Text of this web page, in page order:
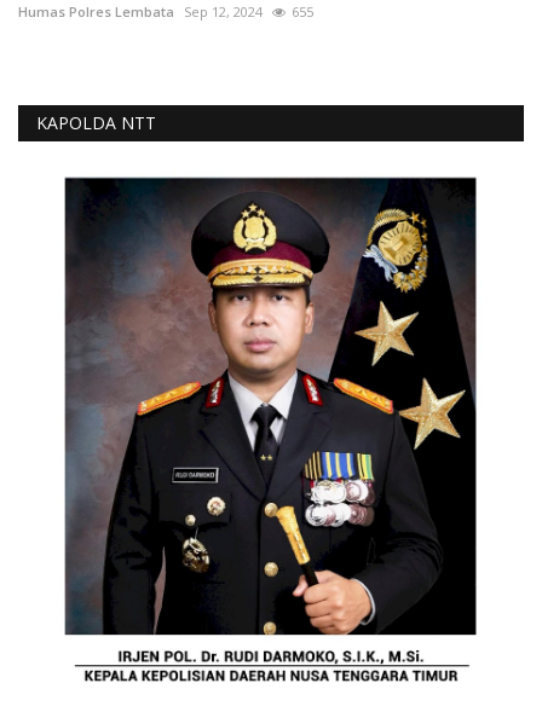
Humas Polres Lembata Sep 12, 2024 655
KAPOLDA NTT